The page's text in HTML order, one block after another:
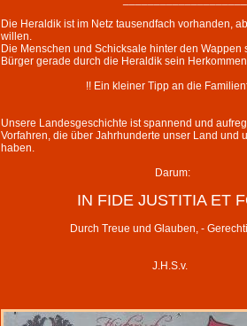
Die Heraldik ist im Netz tausendfach vorhanden,
willen.
Die Menschen und Schicksale hinter den
Bürger gerade durch die Heraldik sein
!! Ein kleiner Tipp an die
Unsere Landesgeschichte ist spannend und
Vorfahren, die über Jahrhunderte unser Land und
haben.
Darum:
IN FIDE JUSTITIA ET
Durch Treue und Glauben, -
J.H.S.v.